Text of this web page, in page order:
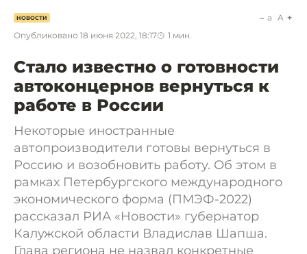
НОВОСТИ
Опубликовано 18 июня 2022, 18:17 1 мин.
a A
Стало известно о готовности
автоконцернов вернуться к
работе в России
Некоторые иностранные
автопроизводители готовы вернуться в
Россию и возобновить работу. Об этом в
рамках Петербургского международного
экономического форма (ПМЭФ-2022)
рассказал РИА «Новости» губернатор
Калужской области Владислав Шапша.
Глава региона не назвал конкретные